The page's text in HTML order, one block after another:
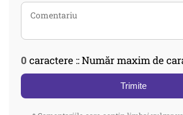
0 caractere :: Număr maxim de
Trimite